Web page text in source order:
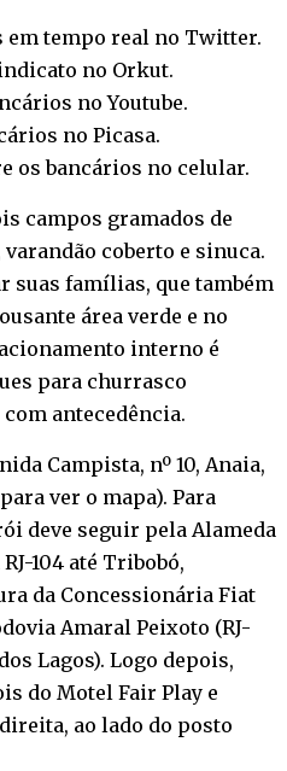
em tempo real no Twitter.
no Orkut.
noYoutube.
no Picasa.
os bancários no celular.
campos gramados de
coberto e sinuca.
suas famílias, que também
área verde e no
interno é
para churrasco
antecedência.
Campista, nº 10, Anaia,
ver o mapa). Para
deve seguir pela Alameda
104 até Tribobó,
da Concessionária Fiat
Amaral Peixoto (RJ-
Lagos). Logo depois,
do Motel Fair Play e
ao lado do posto